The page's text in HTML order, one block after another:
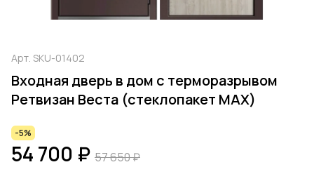
Арт. SKU-01402
Входная дверь в дом с терморазрывом
Ретвизан Веста (стеклопакет МАХ)
-5%
54 700 ₽ 57 650 ₽